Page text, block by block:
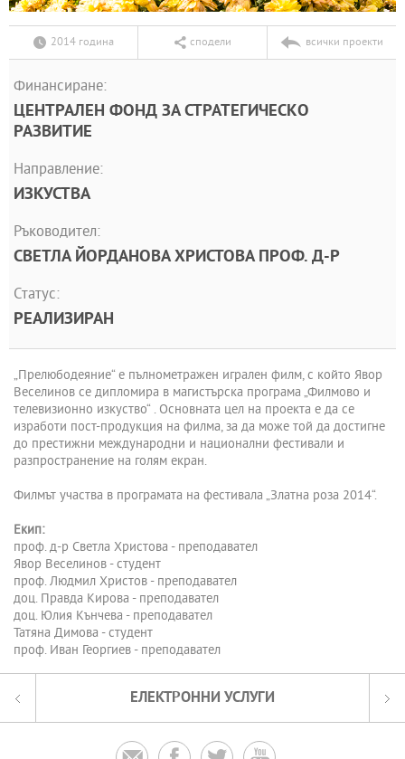
2014 година сподели всички проекти
Финансиране:
ЦЕНТРАЛЕН ФОНД ЗА СТРАТЕГИЧЕСКО
РАЗВИТИЕ
Направление:
ИЗКУСТВА
Ръководител:
СВЕТЛА ЙОРДАНОВА ХРИСТОВА ПРОФ. Д-Р
Статус:
РЕАЛИЗИРАН
„Прелюбодеяние“ е пълнометражен игрален филм, с който Явор
Веселинов се дипломира в магистърска програма „Филмово и
телевизионно изкуство“ . Основната цел на проекта е да се
изработи пост-продукция на филма, за да може той да достигне
до престижни международни и национални фестивали и
разпространение на голям екран.
Филмът участва в програмата на фестивала „Златна роза 2014“.
Екип:
проф. д-р Светла Христова - преподавател
Явор Веселинов - студент
проф. Людмил Христов - преподавател
доц. Правда Кирова - преподавател
доц. Юлия Кънчева - преподавател
Татяна Димова - студент
проф. Иван Георгиев - преподавател
ЕЛЕКТРОННИ УСЛУГИ